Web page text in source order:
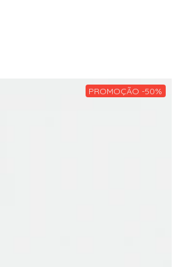
PROMOÇÃO -50%